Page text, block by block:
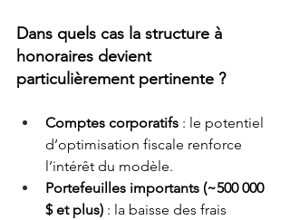
Dans quels cas la structure à
honoraires devient
particulièrement pertinente ?
Comptes corporatifs : le potentiel
d’optimisation fiscale renforce
l’intérêt du modèle.
Portefeuilles importants (~500 000
$ et plus) : la baisse des frais